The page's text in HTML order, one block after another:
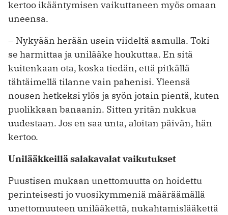
kertoo ikääntymisen vaikuttaneen myös omaan
uneensa.
– Nykyään herään usein viideltä aamulla. Toki
se harmittaa ja unilääke houkuttaa. En sitä
kuitenkaan ota, koska tiedän, että pitkällä
tähtäimellä tilanne vain pahenisi. Yleensä
nousen hetkeksi ylös ja syön jotain pientä, kuten
puolikkaan banaanin. Sitten yritän nukkua
uudestaan. Jos en saa unta, aloitan päivän, hän
kertoo.
Unilääkkeillä salakavalat vaikutukset
Puustisen mukaan unettomuutta on hoidettu
perinteisesti jo vuosikymmeniä määräämällä
unettomuuteen unilääkettä, nukahtamislääkettä